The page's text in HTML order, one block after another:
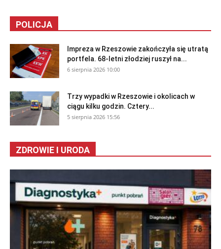
POLICJA
Impreza w Rzeszowie zakończyła się utratą
portfela. 68-letni złodziej ruszył na...
6 sierpnia 2026 10:00
Trzy wypadki w Rzeszowie i okolicach w
ciągu kilku godzin. Cztery...
5 sierpnia 2026 15:56
ZDROWIE I URODA